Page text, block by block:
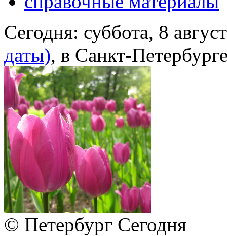
Сегодня: суббота, 8
даты), в Санкт-
© Петербург Сегодня